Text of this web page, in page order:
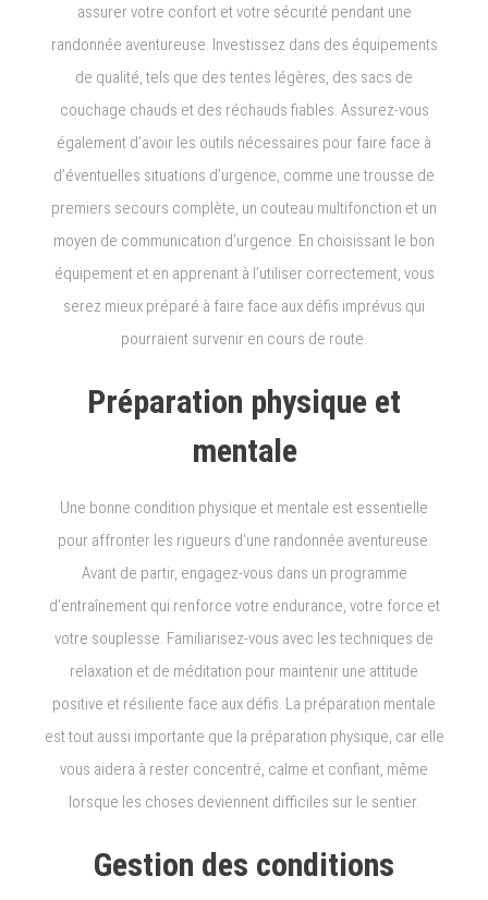
assurer votre confort et votre sécurité pendant une
randonnée aventureuse. Investissez dans des équipements
de qualité, tels que des tentes légères, des sacs de
couchage chauds et des réchauds fiables. Assurez-vous
également d’avoir les outils nécessaires pour faire face à
d’éventuelles situations d’urgence, comme une trousse de
premiers secours complète, un couteau multifonction et un
moyen de communication d’urgence. En choisissant le bon
équipement et en apprenant à l’utiliser correctement, vous
serez mieux préparé à faire face aux défis imprévus qui
pourraient survenir en cours de route.
Préparation physique et
mentale
Une bonne condition physique et mentale est essentielle
pour affronter les rigueurs d’une randonnée aventureuse.
Avant de partir, engagez-vous dans un programme
d’entraînement qui renforce votre endurance, votre force et
votre souplesse. Familiarisez-vous avec les techniques de
relaxation et de méditation pour maintenir une attitude
positive et résiliente face aux défis. La préparation mentale
est tout aussi importante que la préparation physique, car elle
vous aidera à rester concentré, calme et confiant, même
lorsque les choses deviennent difficiles sur le sentier.
Gestion des conditions